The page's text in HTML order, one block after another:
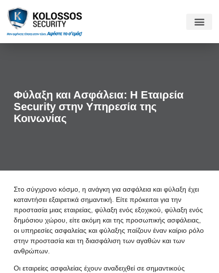
Φύλαξη και Ασφάλεια: Η Εταιρεία
Security στην Υπηρεσία της
Κοινωνίας
Στο σύγχρονο κόσμο, η ανάγκη για ασφάλεια και φύλαξη έχει
καταντήσει εξαιρετικά σημαντική. Είτε πρόκειται για την
προστασία μιας εταιρείας , φύλαξη ενός εξοχικού , φύλαξη ενός
δημόσιου χώρου , είτε ακόμη και της προσωπικής ασφάλειας,
οι υπηρεσίες ασφαλείας και φύλαξης παίζουν έναν καίριο ρόλο
στην προστασία και τη διασφάλιση των αγαθών και των
ανθρώπων.
Οι εταιρείες ασφαλείας έχουν αναδειχθεί σε σημαντικούς